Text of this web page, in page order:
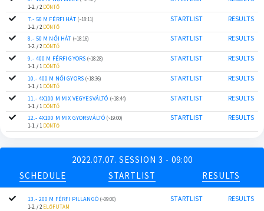
1-2. / 2 DÖNTŐ
7.- 50 M FÉRFI HÁT (~18:11)
1-2. / 2 DÖNTŐ
STARTLIST RESULTS
8.- 50 M NŐI HÁT (~18:16)
1-2. / 2DÖNTŐ
STARTLIST RESULTS
9.- 400 M FÉRFI GYORS (~18:28)
1-1. / 1 DÖNTŐ
STARTLIST RESULTS
10.- 400 M NŐI GYORS (~18:36)
1-1. / 1 DÖNTŐ
STARTLIST RESULTS
11.- 4X100 M MIX VEGYESVÁLTÓ (~18:44)
1-1. / 1 DÖNTŐ
STARTLIST RESULTS
12.- 4X100 M MIX GYORSVÁLTÓ (~19:00)
1-1. / 1 DÖNTŐ
STARTLIST RESULTS
2022.07.07. SESSION 3 - 09:00
SCHEDULE
STARTLIST RESULTS
13.- 200 M FÉRFI PILLANGÓ (~09:00)
1-2. / 2 ELŐFUTAM
STARTLIST RESULTS